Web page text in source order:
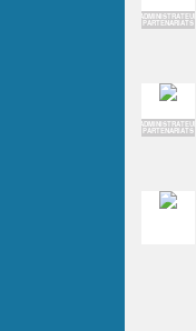
ADMINISTRATEUR
PARTENARIATS
ADMINISTRATEUR
PARTENARIATS